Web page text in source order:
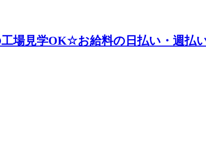
場見学OK☆お給料の日払い・週払